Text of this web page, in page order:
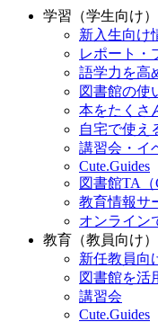
学習（学生向け）
新入生向け
レポート・
語学力を高
図書館の使
本をたくさ
自宅で使え
講習会・イ
Cute.Guides
図書館TA（
教育情報サ
オンライン
教育（教員向け）
新任教員向
図書館を活
講習会
Cute.Guides